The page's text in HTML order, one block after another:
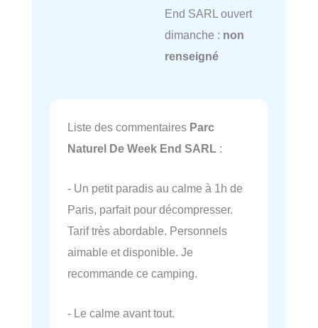
End SARL ouvert
dimanche : non
renseigné
Liste des commentaires Parc
Naturel De Week End SARL :
- Un petit paradis au calme à 1h de
Paris, parfait pour décompresser.
Tarif très abordable. Personnels
aimable et disponible. Je
recommande ce camping.
- Le calme avant tout.